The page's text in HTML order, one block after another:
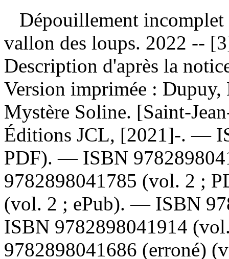
Dépouillement
vallon des loups. 2022 --
Description d'après la
Version imprimée : Dupuy,
Mystère Soline. [Saint-
Éditions JCL, [2021]-. —
PDF). — ISBN
9782898041785 (vol. 2 ;
(vol. 2 ; ePub). — ISBN
ISBN 9782898041914
9782898041686 (erroné)